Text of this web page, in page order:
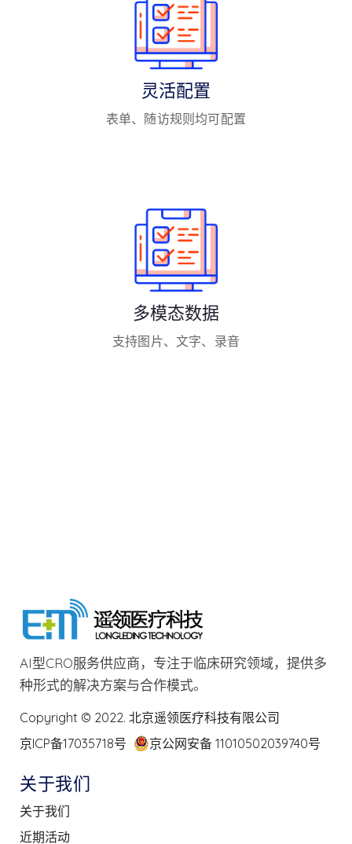
灵活配置
表单、随访规则均可配置
多模态数据
支持图片、文字、录音
AI型CRO服务供应商，专注于临床研究领域，提供多
种形式的解决方案与合作模式。
Copyright © 2022. 北京遥领医疗科技有限公司
京ICP备17035718号
京公网安备 11010502039740号
关于我们
关于我们
近期活动